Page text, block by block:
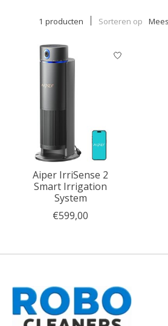
1 producten Sorteren op
Aiper IrriSense 2
Smart Irrigation
System
€599,00